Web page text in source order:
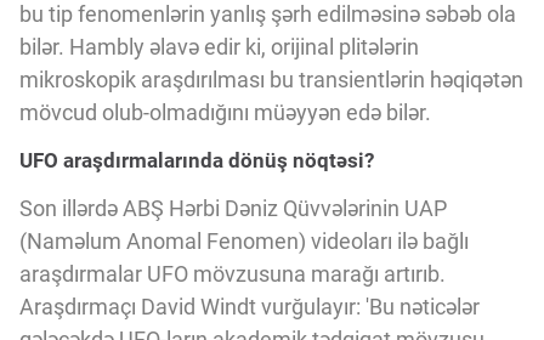
bu tip fenomenlərin yanlış şərh edilməsinə səbəb ola
bilər. Hambly əlavə edir ki, orijinal plitələrin
mikroskopik araşdırılması bu transientlərin həqiqətən
mövcud olub-olmadığını müəyyən edə bilər.
UFO araşdırmalarında dönüş nöqtəsi?
Son illərdə ABŞ Hərbi Dəniz Qüvvələrinin UAP
(Naməlum Anomal Fenomen) videoları ilə bağlı
araşdırmalar UFO mövzusuna marağı artırıb.
Araşdırmaçı David Windt vurğulayır: 'Bu nəticələr